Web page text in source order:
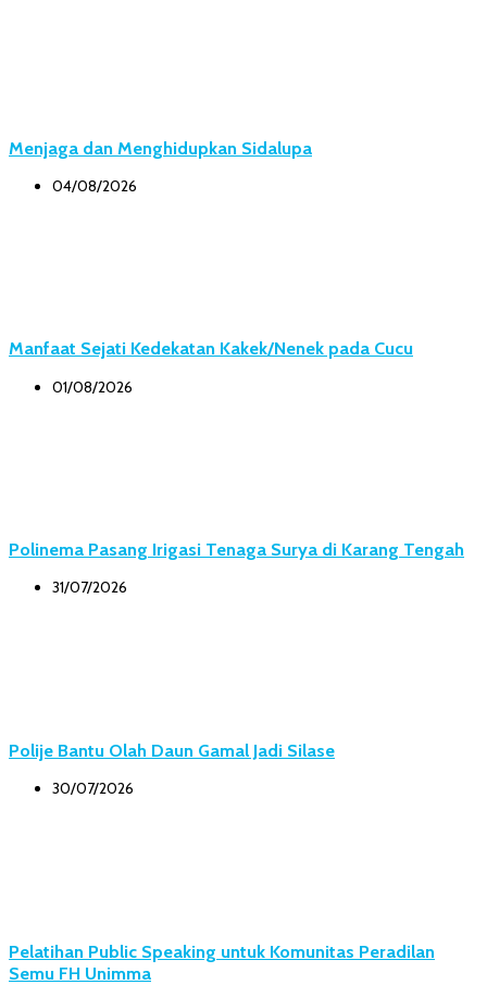
Menjaga dan Menghidupkan Sidalupa
04/08/2026
Manfaat Sejati Kedekatan Kakek/Nenek pada Cucu
01/08/2026
Polinema Pasang Irigasi Tenaga Surya di Karang Tengah
31/07/2026
Polije Bantu Olah Daun Gamal Jadi Silase
30/07/2026
Pelatihan Public Speaking untuk Komunitas Peradilan
Semu FH Unimma